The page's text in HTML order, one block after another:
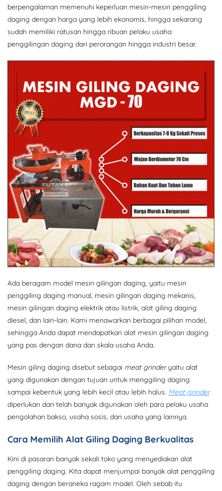
berpengalaman memenuhi keperluan mesin-mesin penggiling
daging dengan harga yang lebih ekonomis, hingga sekarang
sudah memiliki ratusan hingga ribuan pelaku usaha
penggilingan daging dari perorangan hingga industri besar.
Ada beragam model mesin gilingan daging, yaitu mesin
penggiling daging manual, mesin gilingan daging mekanis,
mesin gilingan daging elektrik atau listrik, alat giling daging
diesel, dan lain-lain. Kami menawarkan berbagai pilihan model,
sehingga Anda dapat mendapatkan alat mesin gilingan daging
yang pas dengan dana dan skala usaha Anda.
Mesin giling daging disebut sebagai meat grinderyaitu alat
yang digunakan dengan tujuan untuk menggiling daging
sampai kebentuk yang lebih kecil atau lebih halus. Meat grinder
diperlukan dan telah banyak digunakan oleh para pelaku usaha
pengolahan bakso, usaha sosis, dan usaha yang lainnya.
Cara Memilih Alat Giling Daging Berkualitas
Kini di pasaran banyak sekali toko yang menyediakan alat
penggiling daging. Kita dapat menjumpai banyak alat penggiling
daging dengan beraneka ragam model. Oleh sebab itu